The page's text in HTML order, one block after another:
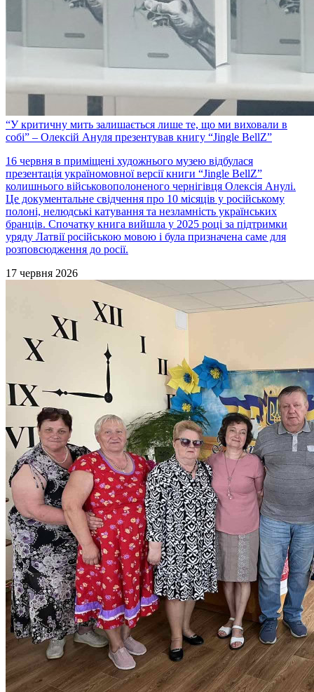
“У критичну мить залишається лише те, що ми виховали в
собі” – Олексій Ануля презентував книгу “Jingle BellZ”
16 червня в приміщені художнього музею відбулася
презентація україномовної версії книги “Jingle BellZ”
колишнього військовополоненого чернігівця Олексія Анулі.
Це документальне свідчення про 10 місяців у російському
полоні, нелюдські катування та незламність українських
бранців. Спочатку книга вийшла у 2025 році за підтримки
уряду Латвії російською мовою і була призначена саме для
розповсюдження до росії.
17 червня 2026